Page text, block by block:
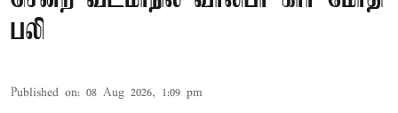
பலி
Published on: 08 Aug 2026, 1:09 pm